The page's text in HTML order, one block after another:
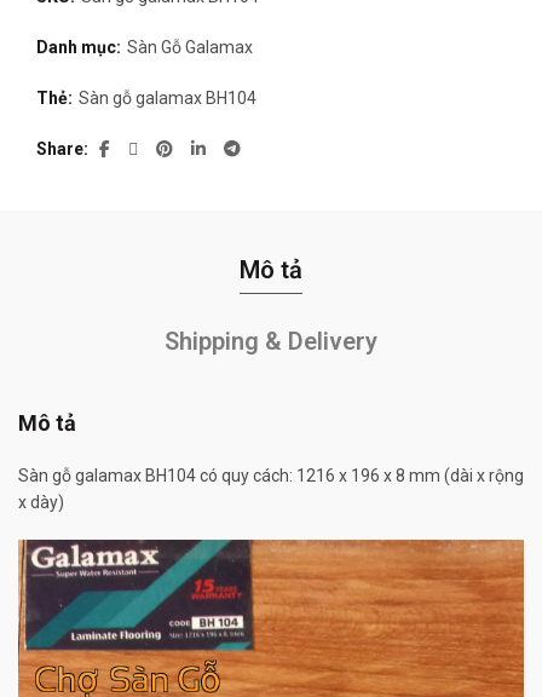
Danh mục: Sàn Gỗ Galamax
Thẻ: Sàn gỗ galamax BH104
Share
Mô tả
Shipping & Delivery
Mô tả
Sàn gỗ galamax BH104 có quy cách: 1216 x 196 x 8 mm (dài x rộng
x dày)